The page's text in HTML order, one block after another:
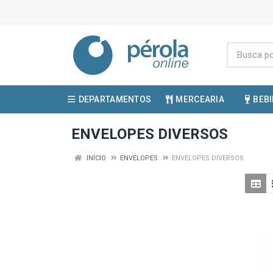
DEPARTAMENTOS MERCEARIA
ENVELOPES DIVERSOS
INÍCIO ENVELOPES ENVELOPES DIVERSOS